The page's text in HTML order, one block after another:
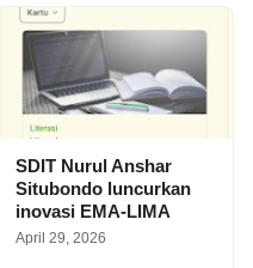
SDIT Nurul Anshar
Situbondo luncurkan
inovasi EMA-LIMA
April 29, 2026